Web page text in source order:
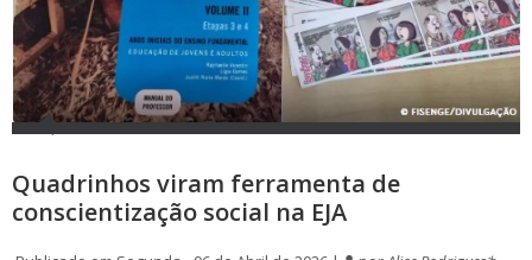
Quadrinhos viram ferramenta de
conscientização social na EJA